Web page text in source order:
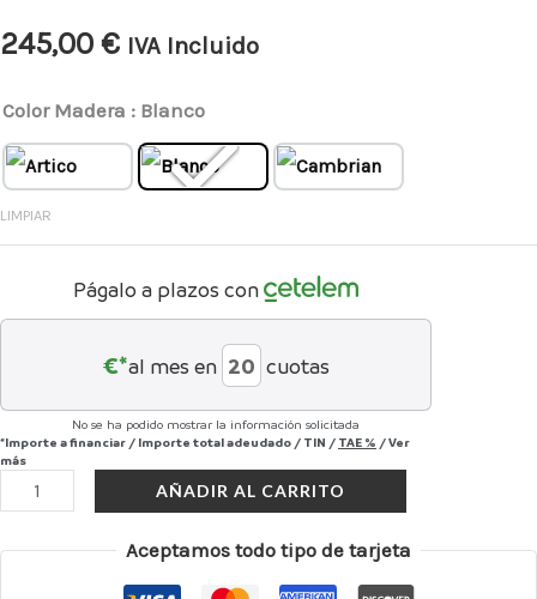
245,00 € IVA Incluido
Color Madera : Blanco
LIMPIAR
Págalo a plazos con
€*al mes en cuotas
No se ha podido mostrar la información solicitada
*Importe a financiar / Importe total adeudado / TIN / TAE % /Ver
más
AÑADIR AL CARRITO
Aceptamos todo tipo de tarjeta